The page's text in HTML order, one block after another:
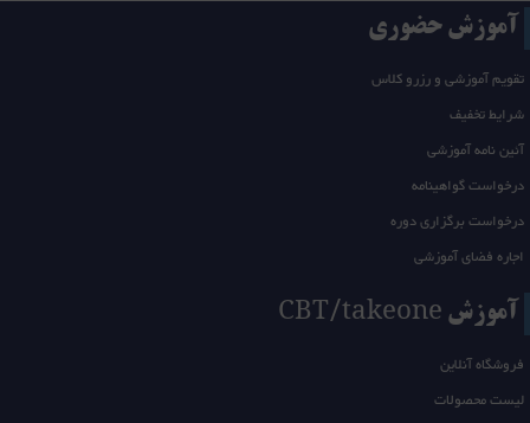
آموزش حضوری
تقویم آموزشی و رزرو کلاس
شرایط تخفیف
آئین نامه آموزشی
درخواست گواهینامه
درخواست برگزاری دوره
اجاره فضای آموزشی
آموزش CBT/takeone
فروشگاه آنلاین
لیست محصولات